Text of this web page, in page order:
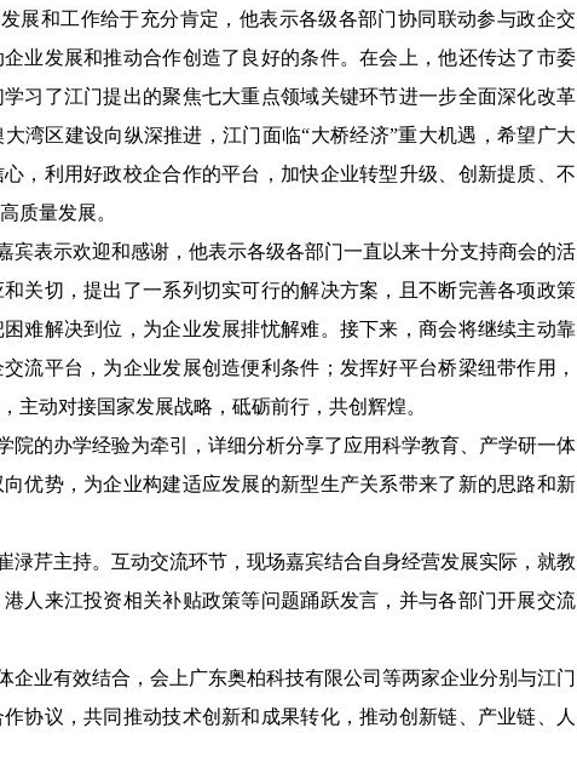
展和工作给于充分肯定，他表示各级各部门协同联动参与政企交
业发展和推动合作创造了良好的条件。在会上，他还传达了市委
习了江门提出的聚焦七大重点领域关键环节进一步全面深化改革
湾区建设向纵深推进，江门面临“大桥经济”重大机遇，希望广大
，利用好政校企合作的平台，加快企业转型升级、创新提质、不
质量发展。
宾表示欢迎和感谢，他表示各级各部门一直以来十分支持商会的活
关切，提出了一系列切实可行的解决方案，且不断完善各项政策
难解决到位，为企业发展排忧解难。接下来，商会将继续主动靠
流平台，为企业发展创造便利条件；发挥好平台桥梁纽带作用，
主动对接国家发展战略，砥砺前行，共创辉煌。
院的办学经验为牵引，详细分析分享了应用科学教育、产学研一体
优势，为企业构建适应发展的新型生产关系带来了新的思路和新
渌芹主持。互动交流环节，现场嘉宾结合自身经营发展实际，就教
人来江投资相关补贴政策等问题踊跃发言，并与各部门开展交流
企业有效结合，会上广东奥柏科技有限公司等两家企业分别与江门
协议，共同推动技术创新和成果转化，推动创新链、产业链、人